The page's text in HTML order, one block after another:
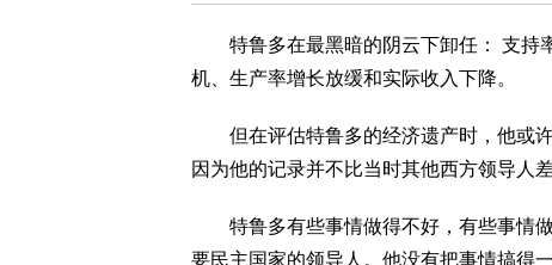
特鲁多在最黑暗的阴云下卸任： 支持
机、生产率增长放缓和实际收入下降。
但在评估特鲁多的经济遗产时，他或
因为他的记录并不比当时其他西方领导人
特鲁多有些事情做得不好，有些事情做
要民主国家的领导人。他没有把事情搞得